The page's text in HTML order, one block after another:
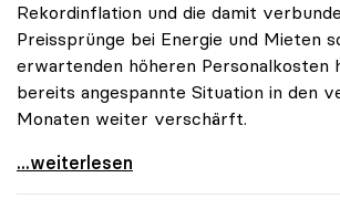
Rekordinflation und die damit
Preissprünge bei Energie und Mieten
erwartenden höheren Personalkosten
bereits angespannte Situation in den
Monaten weiter verschärft.
Universitäten schlagen Alarm:
...weiterlesen